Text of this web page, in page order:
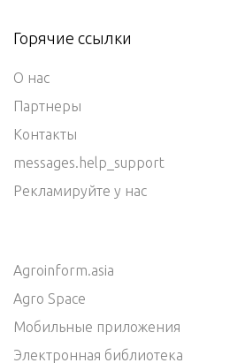
Горячие ссылки
О нас
Партнеры
Контакты
messages.help_support
Рекламируйте у нас
Agroinform.asia
Agro Space
Мобильные приложения
Электронная библиотека